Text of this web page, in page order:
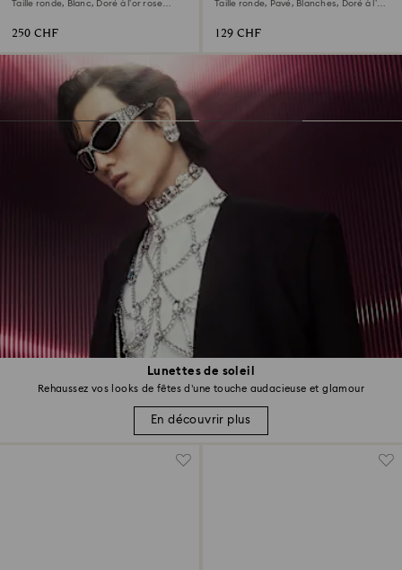
Lunettes de soleil
Rehaussez vos looks de fêtes d’une touche audacieuse et glamour
En découvrir plus
Taille ronde, Blanc, Doré à l’or rose
250 CHF
Taille ronde, Pavé, Blanches, Doré à l’or
129 CHF